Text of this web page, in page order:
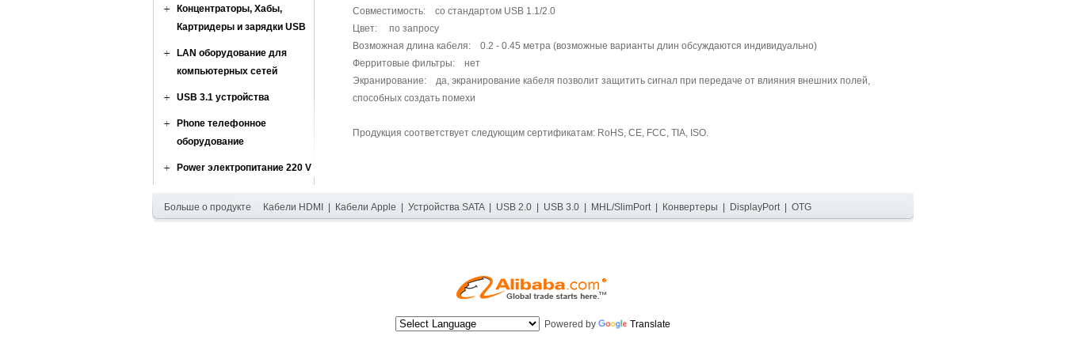
Концентраторы, Хабы,
Картридеры и зарядки USB
LAN оборудование для
компьютерных сетей
USB 3.1 устройства
Phone телефонное
оборудование
Power электропитание 220 V
Совместимость: со стандартом USB 1.1/2.0
Цвет: по запросу
Возможная длина кабеля: 0.2 - 0.45 метра (возможные варианты длин обсуждаются индивидуально)
Ферритовые фильтры: нет
Экранирование: да, экранирование кабеля позволит защитить сигнал при передаче от влияния внешних полей,
способных создать помехи
Продукция соответствует следующим сертификатам: RoHS, CE, FCC, TIA, ISO.
Больше о продукте Кабели HDMI Кабели Apple Устройства SATA| USB 2.0| USB 3.0| MHL/SlimPort| Конвертеры DisplayPort| OTG
Powered by Translate